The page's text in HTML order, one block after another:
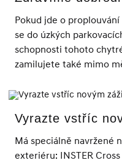
Pokud jde o
se do úzkých
schopnosti tohoto
zamilujete také mimo
Vyrazte vstříc
Má speciálně navržené
exteriéru: INSTER